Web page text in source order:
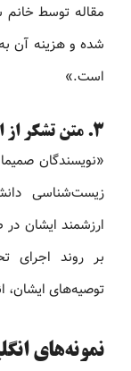
مقاله توسط خانم
شده و هزینه آن
است.»
۳. متن تشکر از استاد در مقاله
«نویسندگان
زیست‌شناسی
ارزشمند ایشان
بر روند اجرای
توصیه‌های ایشان،
نمونه‌های